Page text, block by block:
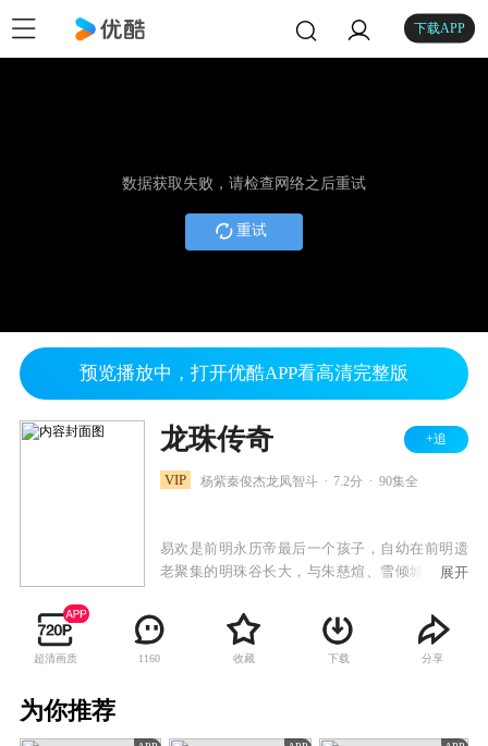
下载APP
数据获取失败，请检查网络之后重试
重试
预览播放中，打开优酷APP看高清完整版
龙珠传奇 +追
VIP 杨紫秦俊杰龙凤智斗 7.2分 90集全
易欢是前明永历帝最后一个孩子，自幼在前明遗
老聚集的明珠谷长大，与朱慈煊、雪倾城、叶默
大之后，易欢一行人离开明珠谷，在师父的授意
下设法接近康熙，试图寻找报家族仇恨的机会。
易欢与少年康熙从欢喜冤家到两心相许再到最后
展开
超清画质 1160 收藏 下载 分享
为你推荐